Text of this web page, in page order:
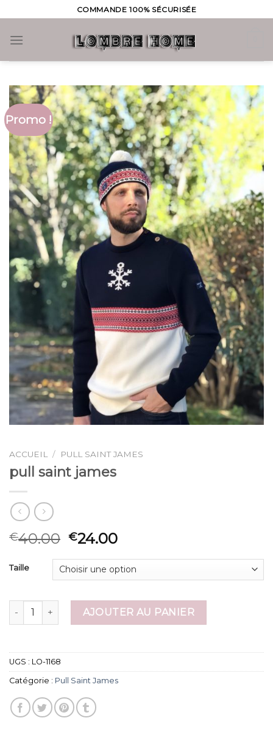
to
content
COMMANDE 100% SÉCURISÉE
Promo !
ACCUEIL / PULL SAINT JAMES
pull saint james
€40.00 €24.00
Taille
quantité de pull saint jamesAJOUTER AU PANIER
UGS : LO-1168
Catégorie : Pull Saint James